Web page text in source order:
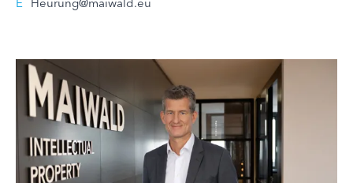
E Heurung@maiwald.eu